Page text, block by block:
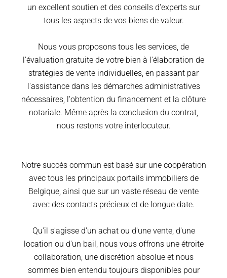
un excellent soutien et des conseils d'experts sur
tous les aspects de vos biens de valeur.
Nous vous proposons tous les services, de
l'évaluation gratuite de votre bien à l'élaboration de
stratégies de vente individuelles, en passant par
l'assistance dans les démarches administratives
nécessaires, l'obtention du financement et la clôture
notariale. Même après la conclusion du contrat,
nous restons votre interlocuteur.
Notre succès commun est basé sur une coopération
avec tous les principaux portails immobiliers de
Belgique, ainsi que sur un vaste réseau de vente
avec des contacts précieux et de longue date.
Qu'il s'agisse d'un achat ou d'une vente, d'une
location ou d'un bail, nous vous offrons une étroite
collaboration, une discrétion absolue et nous
sommes bien entendu toujours disponibles pour